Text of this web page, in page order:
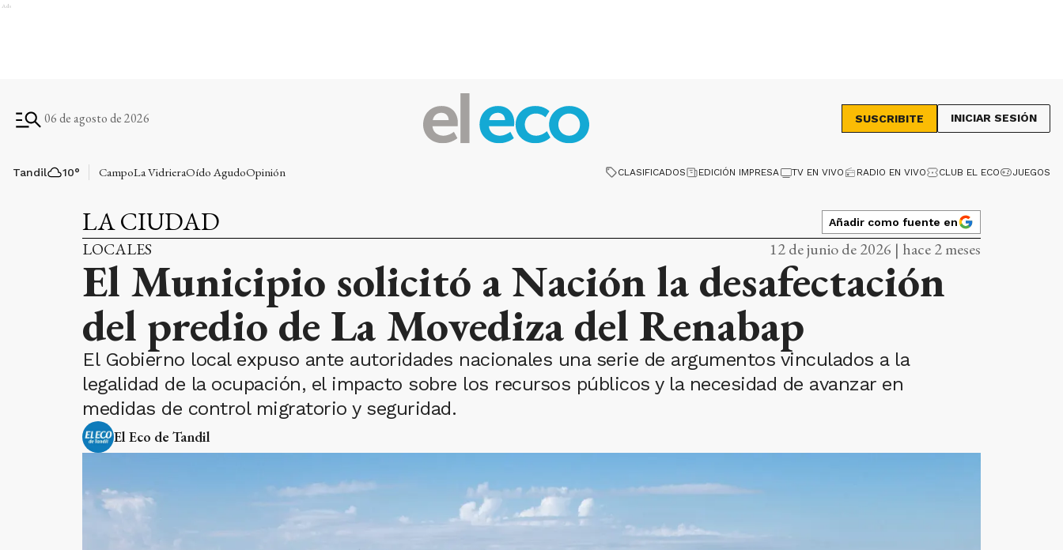
Ads
06 de agosto de 2026 SUSCRIBITE INICIAR SESIÓN
Tandil 10° CampoLa VidrieraOído AgudoOpinión CLASIFICADOS EDICIÓN IMPRESA TV EN VIVO RADIO EN VIVO CLUB EL ECO JUEGOS
LA CIUDAD Añadir como fuente en
LOCALES 12 de junio de 2026 | hace 2 meses
El Municipio solicitó a Nación la desafectación
del predio de La Movediza del Renabap
El Gobierno local expuso ante autoridades nacionales una serie de argumentos vinculados a la
legalidad de la ocupación, el impacto sobre los recursos públicos y la necesidad de avanzar en
medidas de control migratorio y seguridad.
El Eco de Tandil